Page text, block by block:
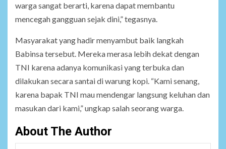
warga sangat berarti, karena dapat membantu
mencegah gangguan sejak dini,” tegasnya.
Masyarakat yang hadir menyambut baik langkah
Babinsa tersebut. Mereka merasa lebih dekat dengan
TNI karena adanya komunikasi yang terbuka dan
dilakukan secara santai di warung kopi. “Kami senang,
karena bapak TNI mau mendengar langsung keluhan dan
masukan dari kami,” ungkap salah seorang warga.
About The Author